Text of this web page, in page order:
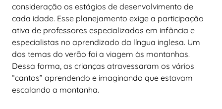
consideração os estágios de desenvolvimento de
cada idade. Esse planejamento exige a participação
ativa de professores especializados em infância e
especialistas no aprendizado da língua inglesa. Um
dos temas do verão foi a viagem às montanhas.
Dessa forma, as crianças atravessaram os vários
“cantos” aprendendo e imaginando que estavam
escalando a montanha.